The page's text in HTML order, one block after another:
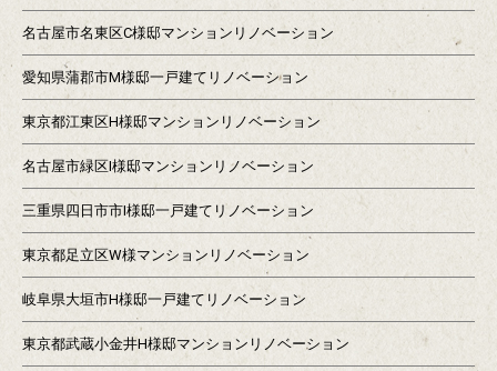
名古屋市名東区C様邸マンションリノベーション
愛知県蒲郡市M様邸一戸建てリノベーション
東京都江東区H様邸マンションリノベーション
名古屋市緑区I様邸マンションリノベーション
三重県四日市市I様邸一戸建てリノベーション
東京都足立区W様マンションリノベーション
岐阜県大垣市H様邸一戸建てリノベーション
東京都武蔵小金井H様邸マンションリノベーション